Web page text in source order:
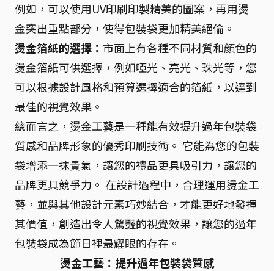
例如，可以使用UV印刷印製精美的圖案，再用燙
金突出重點部分，使得包裝袋更加精美絕倫。
燙金箔紙的選擇： 市面上有各種不同材質和顏色的
燙金箔紙可供選擇，例如啞光、亮光、珠光等，您
可以根據設計風格和預算選擇適合的箔紙，以達到
最佳的視覺效果。
總而言之，燙金工藝是一種能有效提升過年包裝袋
質感和品牌形象的優秀印刷技術。 它能為您的包裝
袋增添一抹貴氣，讓您的禮品更具吸引力，讓您的
品牌更具競爭力。 在設計過程中，合理運用燙金工
藝，並與其他設計元素巧妙結合，才能更好地發揮
其價值，創造出令人驚豔的視覺效果，讓您的過年
包裝袋成為節日裡最耀眼的存在。
燙金工藝：提升過年包裝袋質感